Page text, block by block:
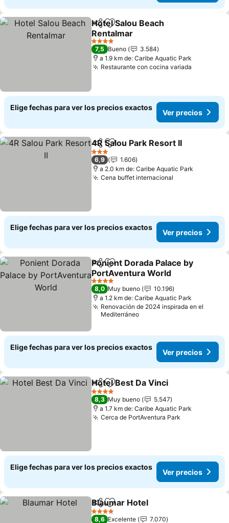
CompartirAgregar a favoritos
Hotel Salou Beach
Rentalmar
4 Estrellas
7,5 Bueno
3.584
a 1.9 km de: Caribe Aquatic Park
Restaurante con cocina variada
Elige fechas para ver los precios exactos
Ver precios
CompartirAgregar a favoritos
4R Salou Park Resort II
3 Estrellas
6,9
1.606
a 2.0 km de: Caribe Aquatic Park
Cena buffet internacional
Elige fechas para ver los precios exactos
Ver precios
CompartirAgregar a favoritos
Ponient Dorada Palace by
PortAventura World
4 Estrellas
8,0 Muy bueno
10.196
a 1.2 km de: Caribe Aquatic Park
Renovación de 2024 inspirada en el
Mediterráneo
Elige fechas para ver los precios exactos
Ver precios
CompartirAgregar a favoritos
Hotel Best Da Vinci
4 Estrellas
8,3 Muy bueno
5.547
a 1.7 km de: Caribe Aquatic Park
Cerca de PortAventura Park
Elige fechas para ver los precios exactos
Ver precios
CompartirAgregar a favoritos
Blaumar Hotel
4 Estrellas
8,6 Excelente
7.070